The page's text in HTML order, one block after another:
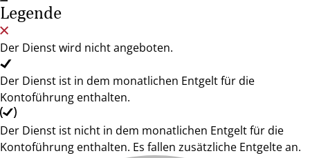
Legende
Der Dienst wird nicht angeboten.
Der Dienst ist in dem monatlichen Entgelt für die
Kontoführung enthalten.
Der Dienst ist nicht in dem monatlichen Entgelt für die
Kontoführung enthalten. Es fallen zusätzliche Entgelte an.